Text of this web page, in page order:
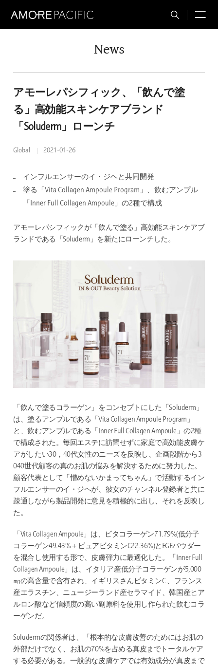
Total
Search
News
アモーレパシフィック、「飲んで塗
る」高効能スキンケアブランド
「Soluderm」ローンチ
Global 2021-01-26
インフルエンサーのイ・ジヘと共同開発
塗る「Vita Collagen Ampoule Program」、飲むアンプル
「Inner Full Collagen Ampoule」の2種で構成
アモーレパシフィックが「飲んで塗る」高効能スキンケアブ
ランドである「Soluderm」を新たにローンチした。
「飲んで塗るコラーゲン」をコンセプトにした「Soluderm」
は、塗るアンプルである「Vita Collagen Ampoule Program」
と、飲むアンプルである「Inner Full Collagen Ampoule」の2種
で構成された。毎回エステに訪問せずに家庭で高効能皮膚ケ
アがしたい30，40代女性のニーズを反映し、企画段階から3
040世代顧客の真のお肌の悩みを解決するために努力した。
顧客代表として「憎めないかまってちゃん」で活動するイン
フルエンサーのイ・ジヘが、彼女のチャンネル登録者と共に
疎通しながら製品開発に意見を積極的に出し、それを反映し
た。
「Vita Collagen Ampoule」は、ビタコラーゲン71.79%(低分子
コラーゲン49.43%＋ピュアビタミンC22.36%)とEGFパウダー
を混合し使用する形で、皮膚弾力に最適化した。「Inner Full
Collagen Ampoule」は、イタリア産低分子コラーゲンが5,000
㎎の高含量で含有され、イギリスさんビタミンC 、フランス
産エラスチン、ニュージーランド産セラマイド、韓国産ヒア
ルロン酸など信頼度の高い副原料を使用し作られた飲むコラ
ーゲンだ。
Soludermの関係者は、「根本的な皮膚改善のためにはお肌の
外部だけでなく、お肌の70%を占める真皮までトータルケア
する必要がある。一般的な皮膚ケアでは有効成分が真皮まで